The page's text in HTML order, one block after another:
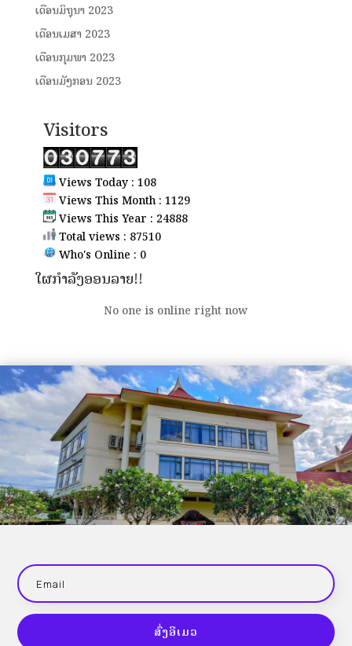
ເດືອນມິຖຸນາ 2023
ເດືອນເມສາ 2023
ເດືອນກຸມພາ 2023
ເດືອນມັງກອນ 2023
Visitors
Views Today : 108
Views This Month : 1129
Views This Year : 24888
Total views : 87510
Who's Online : 0
ໃຜກຳລັງອອນລາຍ!!
No one is online right now
ສົ່ງອີເມວ